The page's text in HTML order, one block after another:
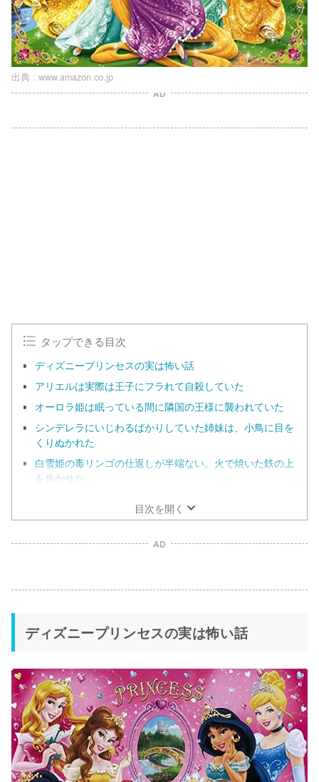
出典 : www.amazon.co.jp
AD
タップできる目次
ディズニープリンセスの実は怖い話
アリエルは実際は王子にフラれて自殺していた
オーロラ姫は眠っている間に隣国の王様に襲われていた
シンデレラにいじわるばかりしていた姉妹は、小鳥に目を
くりぬかれた
白雪姫の毒リンゴの仕返しが半端ない。火で焼いた鉄の上
を歩かせた
目次を開く
AD
ディズニープリンセスの実は怖い話